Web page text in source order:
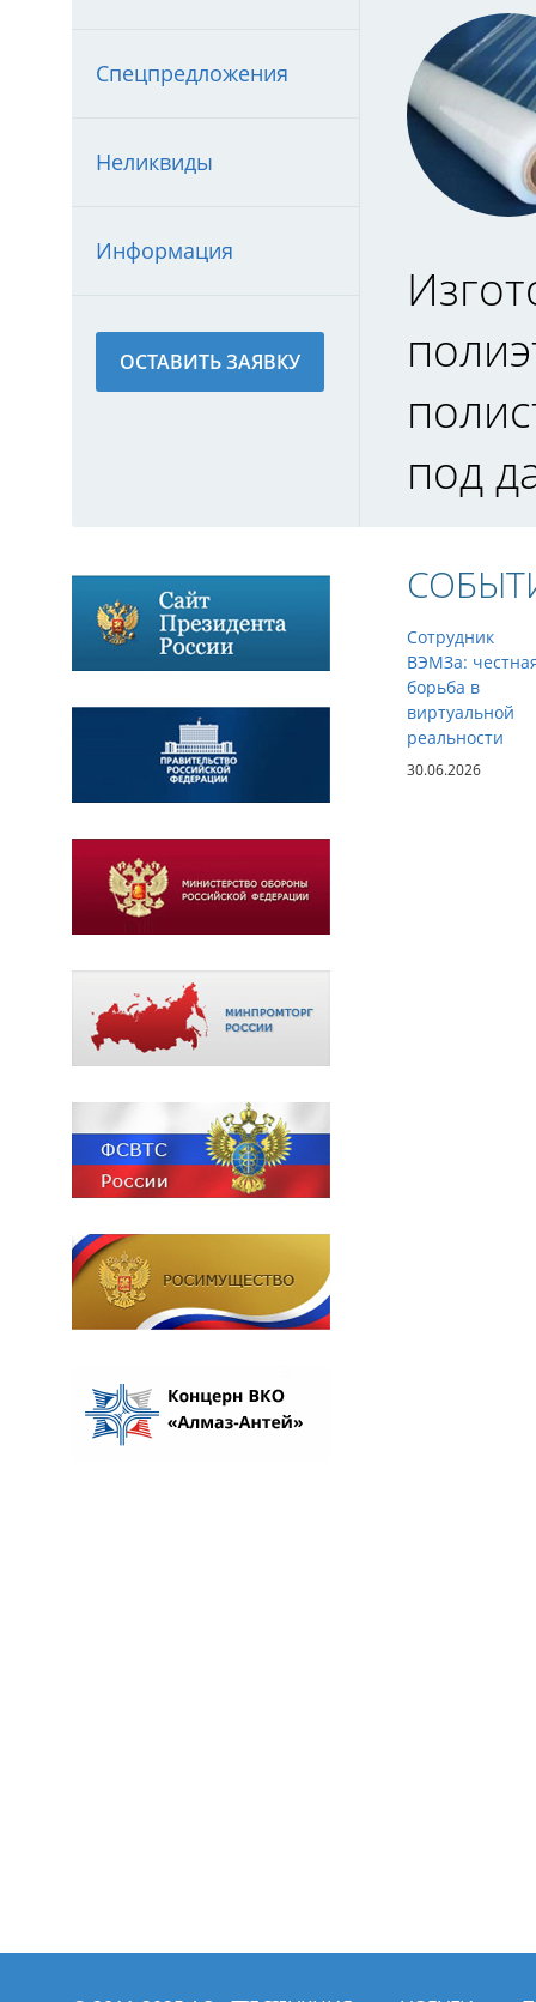
Спецпредложения
Неликвиды
Информация
ОСТАВИТЬ ЗАЯВКУ
под
Сотрудник
ВЭМЗа:
борьба в
виртуальной
реальности
30.06.2026